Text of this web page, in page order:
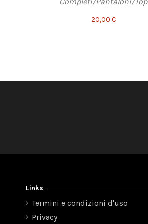
20,00 €
Links
Termini e condizioni d'uso
Privacy